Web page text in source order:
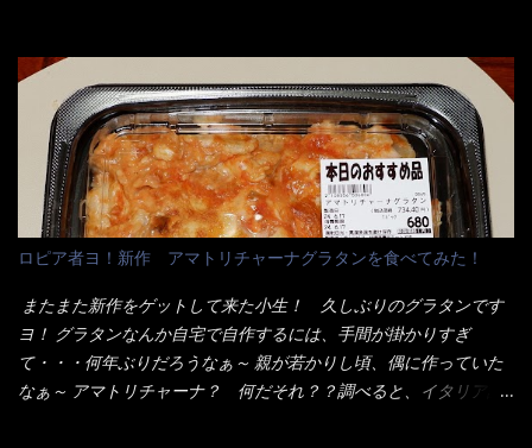
ンとした厚さのあるトンカツです。 それも揚げたての熱々です。
これを難なく完食出来なければ、漢では無い！と云っても過言で
はないだろう。 この他も、兎に角ボリューム満点で＜薄カツ＞と
呼ばれるメニューは、トンカツが2枚重ねて出てくるだ！ 1枚が薄
いから、2枚乗せにしたらしいけど・・・
イ棒状ラーメンを、OKストアで見かけ思わず手に取って買い物篭
へ 坦々まぜそばと＜数量限定＞宮崎辛麺風ラーメン オーッといき
なり私の胃袋をグサッと・・・・ 棒状インスタントラーメンの
デビューが決まりました。 か・ら・め・ん・辛麺！ 宮崎辛麺は
チャルメラや日清からも出されている、辛口のラーメンじゃ
ん！！ 酸っぱくしたら、酸辣湯麺？なんてね。 よし今日のサラ
メシは、宮崎辛麺にしよう！ それではまず袋を開けると・・・ な
んだか紙に巻かれた棒状の麺が二束、調味油と粉末スープ！ やは
り見慣れない姿・・・何だかチョッと高級感的な・・・だって透
明なトレイに並んだ棒状麺なんて見慣れないからねぇ～（コスト
がかかる） 袋の裏側を見ると、韮とか卵の用意を勧めている。
それなばらと冷蔵庫にあった、黒豆モヤシ・韮・生卵を用意しま
ロピア者ヨ！新作 アマトリチャーナグラタンを食べてみた！
またまた新作をゲットして来た小生！ 久しぶりのグラタンです
ヨ！ グラタンなんか自宅で自作するには、手間が掛かりすぎ
て・・・何年ぶりだろうなぁ～ 親が若かりし頃、偶に作っていた
なぁ～ アマトリチャーナ？ 何だそれ？？調べると、イタリア語